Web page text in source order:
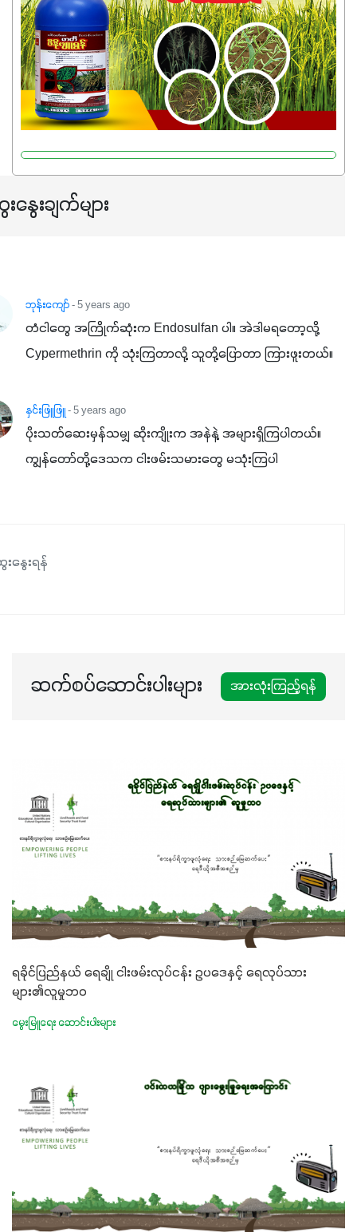
နွေးချက်များ
ဘုန်းကျော်- 5 years ago
တံငါတွေ အကြိုက်ဆုံးက Endosulfan ပါ။ အဲဒါမရတော့လို့
Cypermethrin ကို သုံးကြတာလို့ သူတို့ပြောတာ ကြားဖူးတယ်။
နှင်းဖြူဖြူ- 5 years ago
ပိုးသတ်ဆေးမှန်သမျှ ဆိုးကျိုးက အနဲနဲ့ အများရှိကြပါတယ်။
ကျွန်တော်တို့ဒေသက ငါးဖမ်းသမားတွေ မသုံးကြပါ
နွေးရန်
ဆက်စပ်ဆောင်းပါးများ အားလုံးကြည့်ရန်
ရခိုင်ပြည်နယ် ရေချို ငါးဖမ်းလုပ်ငန်း ဥပဒေနှင့် ရေလုပ်သား
များ၏လူမှုဘဝ
မွေးမြူရေး ဆောင်းပါးများ